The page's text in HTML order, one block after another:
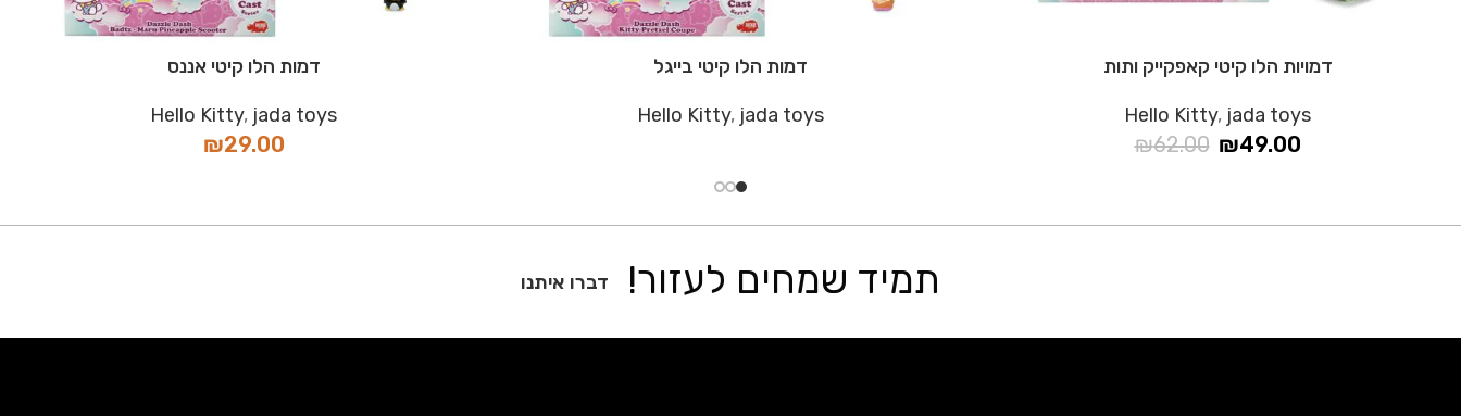
דמויות הלו קיטי קאפקייק ותות
Hello Kitty, jada toys
₪62.00 ₪49.00
דמות הלו קיטי בייגל
Hello Kitty, jada toys
דמות הלו קיטי אננס
Hello Kitty, jada toys
₪29.00
תמיד שמחים לעזור! דברו איתנו